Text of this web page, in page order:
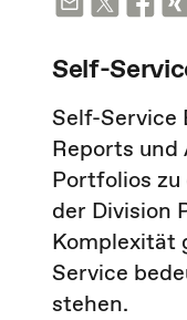
Self-
Self-Service
Reports
Portfolios zu
der Division
Komplexität
Service
stehen.